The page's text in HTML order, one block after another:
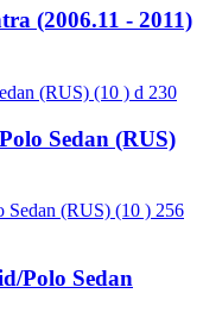
(2006.11 - 2011)
Sedan (RUS)
Polo Sedan